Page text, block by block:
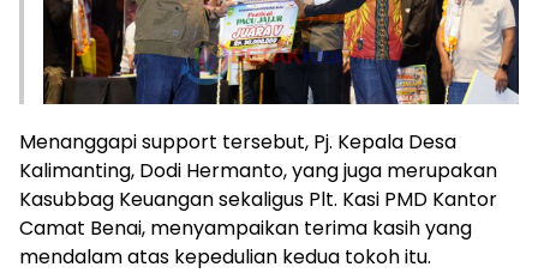
Menanggapi support tersebut, Pj. Kepala Desa
Kalimanting, Dodi Hermanto, yang juga merupakan
Kasubbag Keuangan sekaligus Plt. Kasi PMD Kantor
Camat Benai, menyampaikan terima kasih yang
mendalam atas kepedulian kedua tokoh itu.